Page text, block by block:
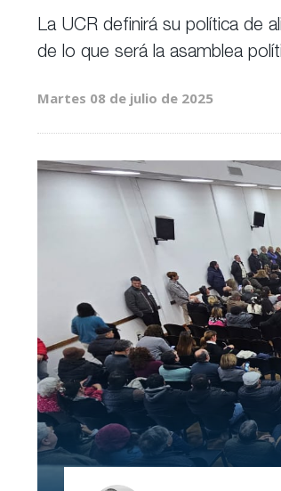
La UCR definirá su política de
de lo que será la asamblea
Martes 08 de julio de 2025